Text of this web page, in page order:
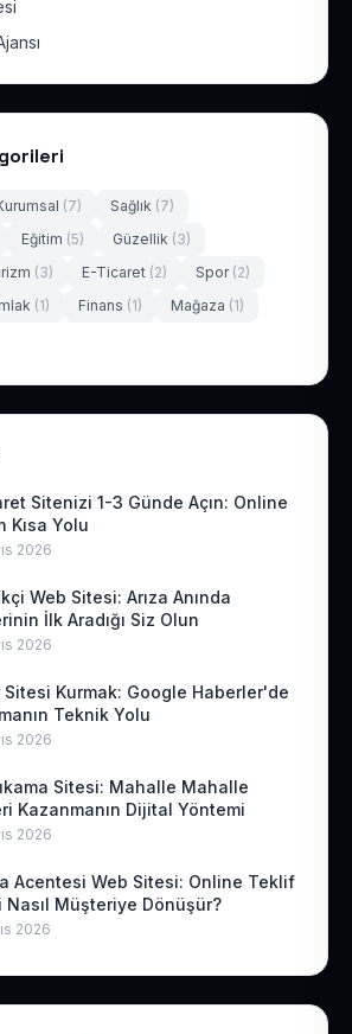
(7) Sağlık (7)
Eğitim (5) Güzellik (3)
(3) E-Ticaret (2) Spor (2)
(1) Finans (1) Mağaza (1)
Sitenizi 1-3 Günde Açın: Online
Kısa Yolu
2026
Web Sitesi: Arıza Anında
İlk Aradığı Siz Olun
2026
Sitesi Kurmak: Google Haberler'de
Teknik Yolu
2026
Sitesi: Mahalle Mahalle
Kazanmanın Dijital Yöntemi
2026
Acentesi Web Sitesi: Online Teklif
Nasıl Müşteriye Dönüşür?
2026